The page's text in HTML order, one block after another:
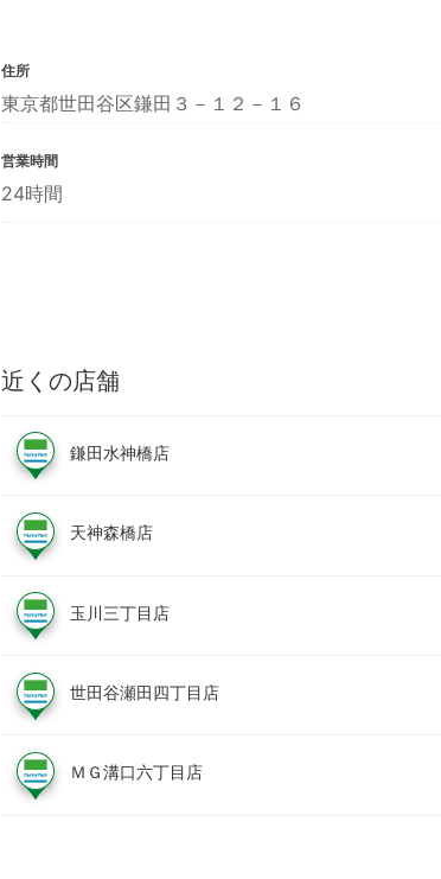
住所
東京都世田谷区鎌田３－１２－１６
営業時間
24時間
近くの店舗
鎌田水神橋店
天神森橋店
玉川三丁目店
世田谷瀬田四丁目店
ＭＧ溝口六丁目店